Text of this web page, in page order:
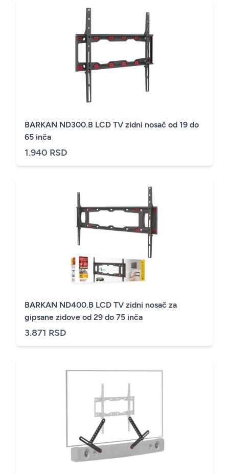
BARKAN ND300.B LCD TV zidni nosač od 19 do
65 inča
1.940 RSD
BARKAN ND400.B LCD TV zidni nosač za
gipsane zidove od 29 do 75 inča
3.871 RSD